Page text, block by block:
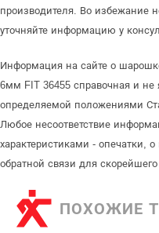
производителя. Во избежание
уточняйте информацию у
Информация на сайте о
6мм FIT 36455 справочная и не
определяемой положениями
Любое несоответствие
характеристиками - опечатки,
обратной связи для
ПОХОЖИЕ